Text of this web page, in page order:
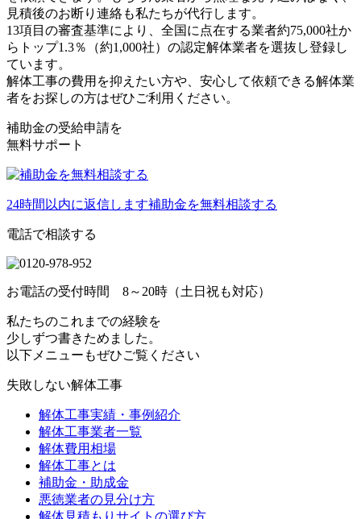
見積後のお断り連絡も私たちが代行します。
13項目の審査基準により、全国に点在する業者約75,000社か
らトップ1.3％（約1,000社）の認定解体業者を選抜し登録し
ています。
解体工事の費用を抑えたい方や、安心して依頼できる解体業
者をお探しの方はぜひご利用ください。
補助金の受給申請を
無料サポート
24時間以内に返信します補助金を無料相談する
電話で相談する
お電話の受付時間 8～20時（土日祝も対応）
私たちのこれまでの経験を
少しずつ書きためました。
以下メニューもぜひご覧ください
失敗しない解体工事
解体工事実績・事例紹介
解体工事業者一覧
解体費用相場
解体工事とは
補助金・助成金
悪徳業者の見分け方